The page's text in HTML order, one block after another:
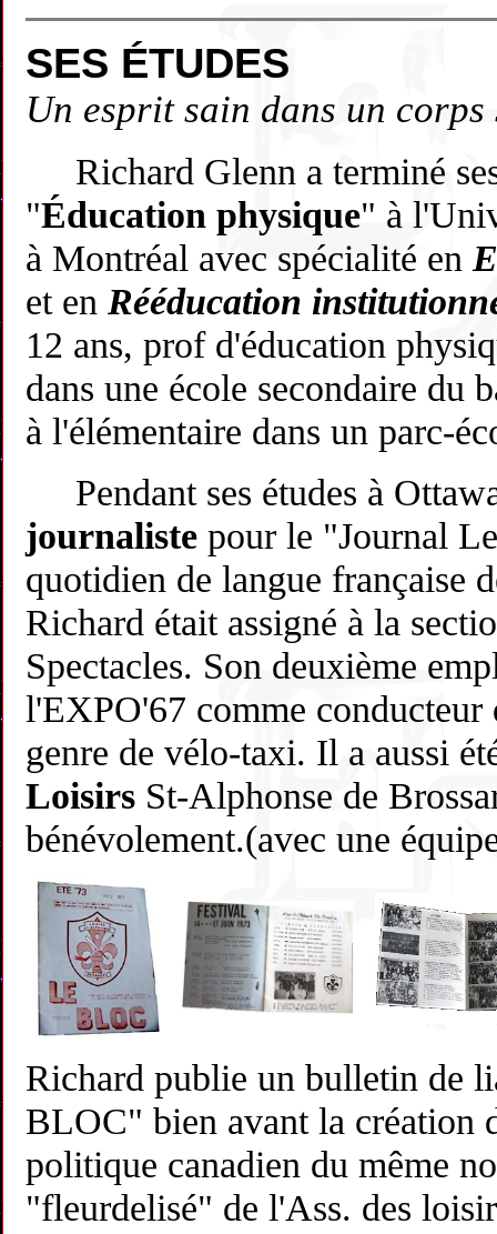
SES ÉTUDES
Un esprit sain dans un corps
Richard Glenn a terminé
"Éducation physique" à
à Montréal avec spécialité en
et en Rééducation
12 ans, prof d'éducation
dans une école secondaire du
à l'élémentaire dans un parc-
Pendant ses études à
journaliste pour le "Journal
quotidien de langue française
Richard était assigné à la
Spectacles. Son deuxième
l'EXPO'67 comme conducteur
genre de vélo-taxi. Il a aussi
Loisirs St-Alphonse de
bénévolement.(avec une
Richard publie un bulletin de
BLOC" bien avant la création
politique canadien du même
"fleurdelisé" de l'Ass. des